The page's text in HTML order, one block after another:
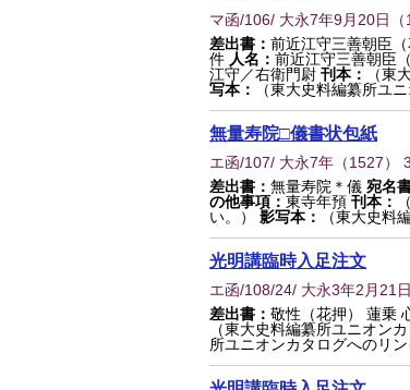
マ函/106/ 大永7年9月20日 （
差出書： 前近江守三善朝臣（
件 人名： 前近江守三善朝臣
江守／右衛門尉 刊本： （東
写本：
（東大史料編纂所ユ
無量寿院□儀書状包紙
エ函/107/ 大永7年 （1527）
差出書： 無量寿院＊儀 宛名
の他事項： 東寺年預 刊本：
い。）
影写本： （東大史料
光明講臨時入足注文
エ函/108/24/ 大永3年2月21日
差出書： 敬性（花押） 蓮乗
（東大史料編纂所ユニオン
所ユニオンカタログへのリ